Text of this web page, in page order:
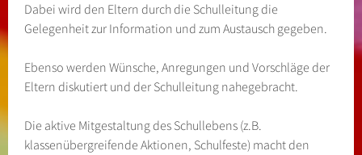
Dabei wird den Eltern durch die Schulleitung die
Gelegenheit zur Information und zum Austausch gegeben.
Ebenso werden Wünsche, Anregungen und Vorschläge der
Eltern diskutiert und der Schulleitung nahegebracht.
Die aktive Mitgestaltung des Schullebens (z.B.
klassenübergreifende Aktionen, Schulfeste) macht den